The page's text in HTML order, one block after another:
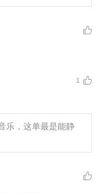
1
乐，这单最是能静